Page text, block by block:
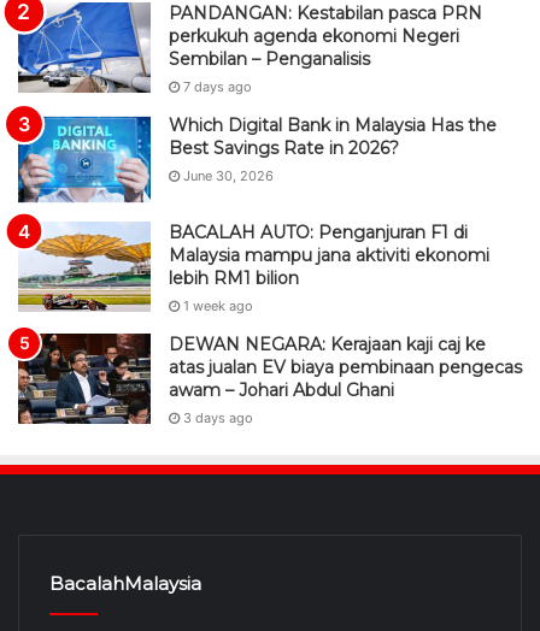
PANDANGAN: Kestabilan pasca PRN
perkukuh agenda ekonomi Negeri
Sembilan – Penganalisis
7 days ago
Which Digital Bank in Malaysia Has the
Best Savings Rate in 2026?
June 30, 2026
BACALAH AUTO: Penganjuran F1 di
Malaysia mampu jana aktiviti ekonomi
lebih RM1 bilion
1 week ago
DEWAN NEGARA: Kerajaan kaji caj ke
atas jualan EV biaya pembinaan pengecas
awam – Johari Abdul Ghani
3 days ago
BacalahMalaysia